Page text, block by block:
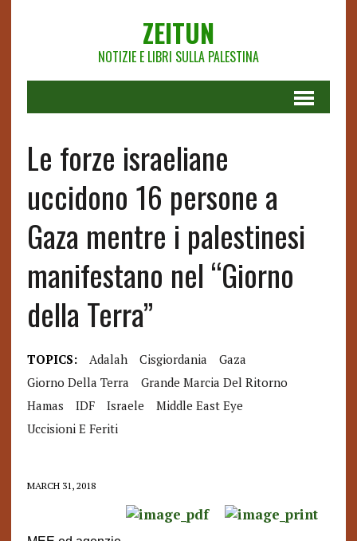
ZEITUN
NOTIZIE E LIBRI SULLA PALESTINA
Le forze israeliane
uccidono 16 persone a
Gaza mentre i palestinesi
manifestano nel “Giorno
della Terra”
TOPICS: Adalah Cisgiordania
Gaza
Giorno Della Terra
Grande Marcia Del Ritorno
Hamas
IDF Israele
Middle East Eye
Uccisioni E Feriti
MARCH 31, 2018